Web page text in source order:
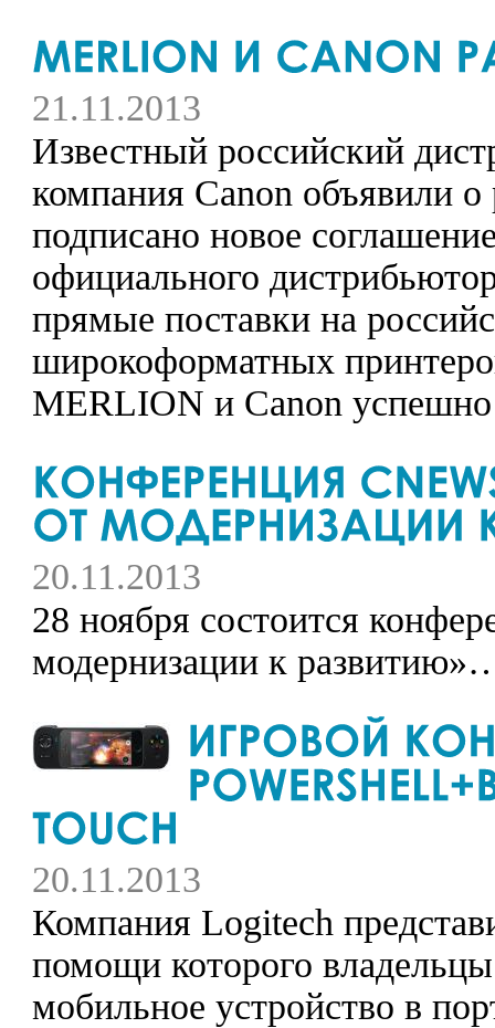
21.11.2013
Известный российский
компания Canon объявили
подписано новое
официального
прямые поставки на
широкоформатных
MERLION и Canon
20.11.2013
28 ноября состоится
модернизации к
20.11.2013
Компания Logitech
помощи которого
мобильное устройство в